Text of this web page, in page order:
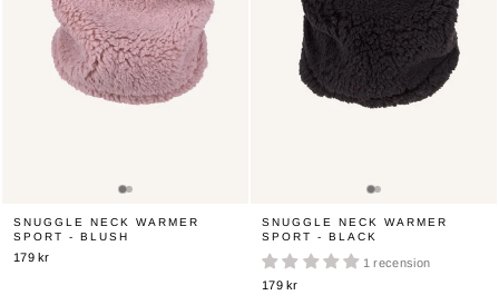
SNUGGLE NECK WARMER
SPORT - BLUSH
179 kr
SNUGGLE NECK WARMER
SPORT - BLACK
1 recension
179 kr